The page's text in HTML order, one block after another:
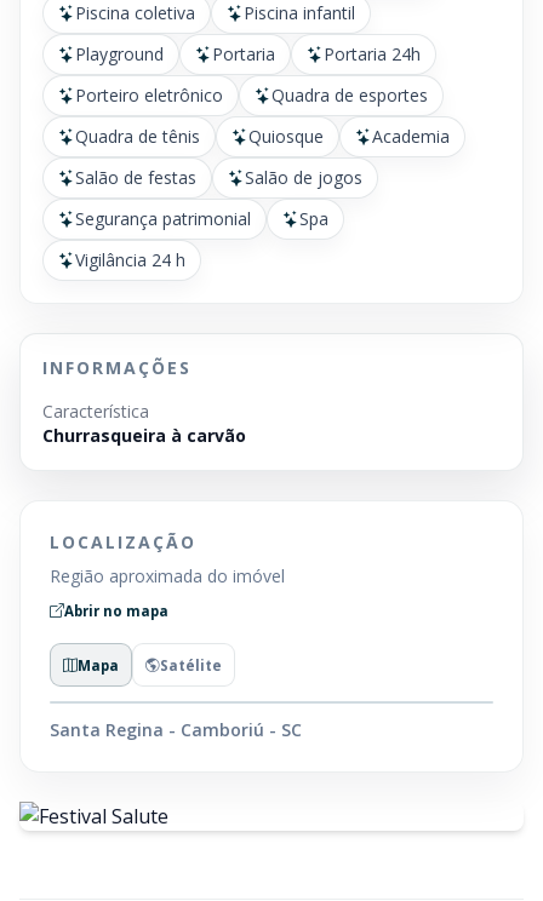
Piscina coletiva
Piscina infantil
Playground
Portaria
Portaria 24h
Porteiro eletrônico
Quadra de esportes
Quadra de tênis
Quiosque
Academia
Salão de festas
Salão de jogos
Segurança patrimonial
Spa
Vigilância 24 h
INFORMAÇÕES
Característica
Churrasqueira à carvão
LOCALIZAÇÃO
Região aproximada do imóvel
Abrir no mapa
Mapa Satélite
Santa Regina - Camboriú - SC